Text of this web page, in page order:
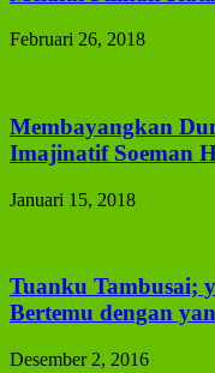
Februari 26, 2018
Membayangkan
Imajinatif Soeman
Januari 15, 2018
Tuanku Tambusai;
Bertemu dengan
Desember 2, 2016